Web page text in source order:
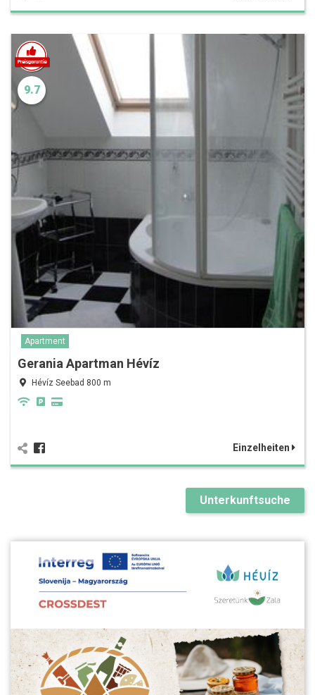
9.7
Apartment
Gerania Apartman Hévíz
Hévíz Seebad 800 m
Einzelheiten
Unterkunftsuche